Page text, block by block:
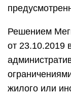
Решением
от 23.10.2019
жилого или